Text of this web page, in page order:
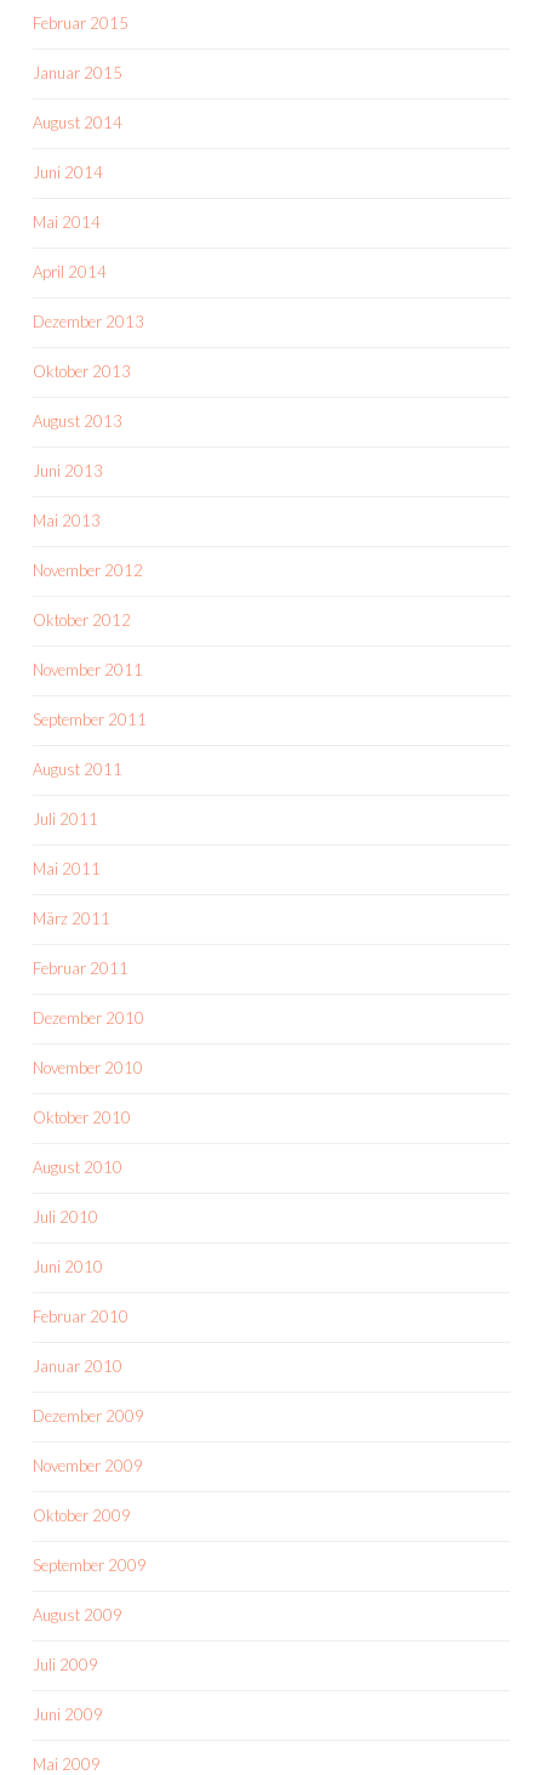
Februar 2015
Januar 2015
August 2014
Juni 2014
Mai 2014
April 2014
Dezember 2013
Oktober 2013
August 2013
Juni 2013
Mai 2013
November 2012
Oktober 2012
November 2011
September 2011
August 2011
Juli 2011
Mai 2011
März 2011
Februar 2011
Dezember 2010
November 2010
Oktober 2010
August 2010
Juli 2010
Juni 2010
Februar 2010
Januar 2010
Dezember 2009
November 2009
Oktober 2009
September 2009
August 2009
Juli 2009
Juni 2009
Mai 2009